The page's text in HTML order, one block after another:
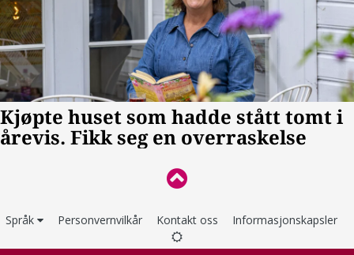
Språk Personvernvilkår Kontakt oss Informasjonskapsler